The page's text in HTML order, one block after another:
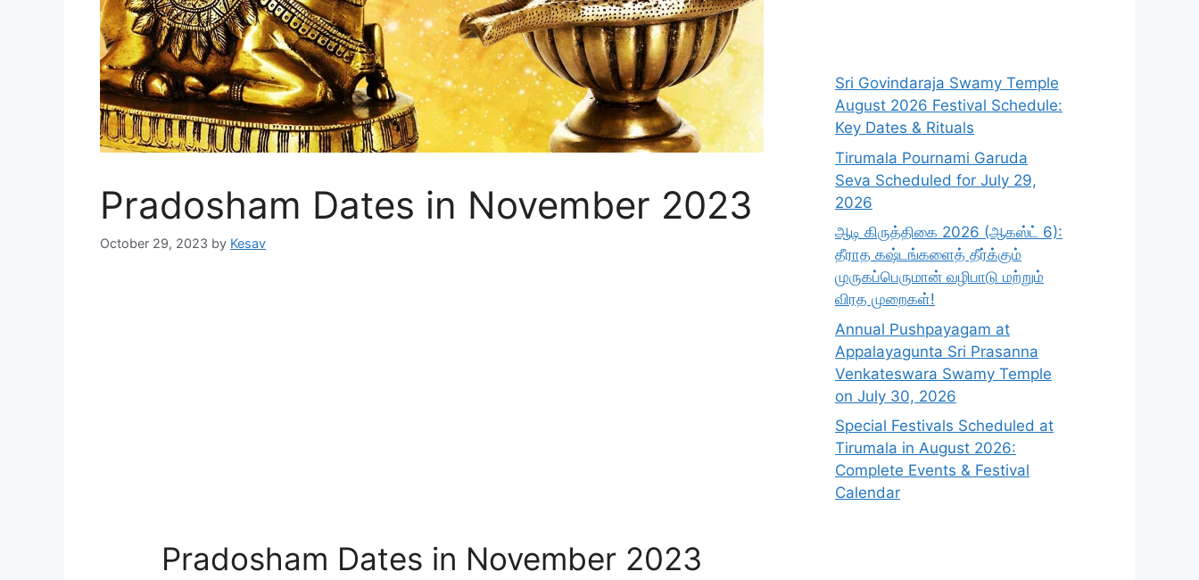
Pradosham Dates in November 2023
October 29, 2023 by Kesav
Pradosham Dates in November 2023
Sri Govindaraja Swamy Temple
August 2026 Festival Schedule:
Key Dates & Rituals
Tirumala Pournami Garuda
Seva Scheduled for July 29,
2026
ஆடி கிருத்திகை 2026 (ஆகஸ்ட் 6):
தீராத கஷ்டங்களைத் தீர்க்கும்
முருகப்பெருமான் வழிபாடு மற்றும்
விரத முறைகள்!
Annual Pushpayagam at
Appalayagunta Sri Prasanna
Venkateswara Swamy Temple
on July 30, 2026
Special Festivals Scheduled at
Tirumala in August 2026:
Complete Events & Festival
Calendar